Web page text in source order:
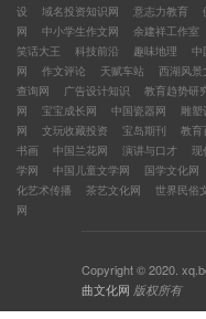
设
域名投资知识网 意志力教育
网
中小学生作文网 余建祥工作室
笑话大王
科技前沿 趣味地理 中
网
作文评论 天赋车站 西湖风景
查询网
广告设计知识 教育趋势研
网
宝宝成长网 中国瓷器网 雕塑
网
文玩收藏投资 宝岛期刊 教育
书画
中国兰花网 演讲与口才 现
学网
中国儿童文学网 国学文化网
化艺术传播
茶艺文化网 世界民俗
网
Copyright © 2020.
曲文化网 版权所有